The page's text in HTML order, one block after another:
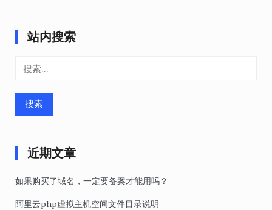
站内搜索
近期文章
如果购买了域名，一定要备案才能用吗？
阿里云php虚拟主机空间文件目录说明